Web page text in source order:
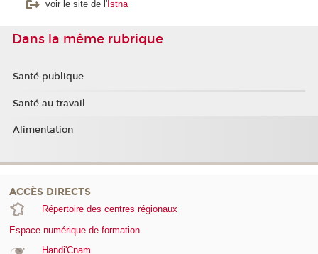
voir le site de l' Istna
Dans la même rubrique
Santé publique
Santé au travail
Alimentation
ACCÈS DIRECTS
Répertoire des centres régionaux
Espace numérique de formation
Handi'Cnam